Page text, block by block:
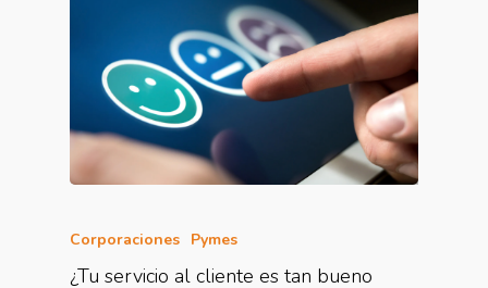
Corporaciones Pymes
¿Tu servicio al cliente es tan bueno